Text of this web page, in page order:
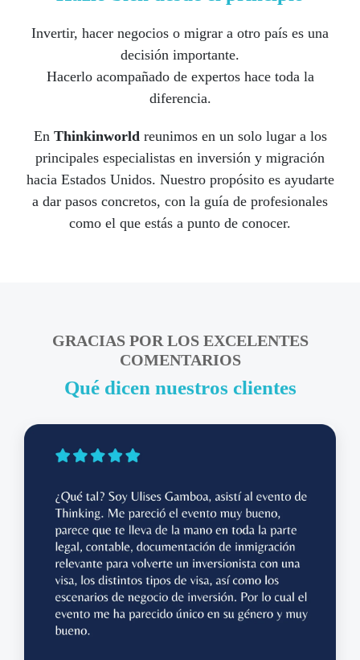
Invertir, hacer negocios o migrar a otro país es una
decisión importante.
Hacerlo acompañado de expertos hace toda la
diferencia.
En Thinkinworldreunimos en un solo lugar a los
principales especialistas en inversión y migración
hacia Estados Unidos. Nuestro propósito es ayudarte
a dar pasos concretos, con la guía de profesionales
como el que estás a punto de conocer.
GRACIAS POR LOS EXCELENTES
COMENTARIOS
Qué dicen nuestros clientes